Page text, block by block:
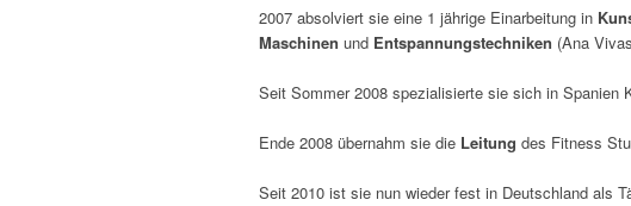
2007 absolviert sie eine 1 jährige Einarbeitung in
Maschinen und Entspannungstechniken (Ana
Seit Sommer 2008 spezialisierte sie sich in Spanien
Ende 2008 übernahm sie die Leitung des Fitness
Seit 2010 ist sie nun wieder fest in Deutschland als